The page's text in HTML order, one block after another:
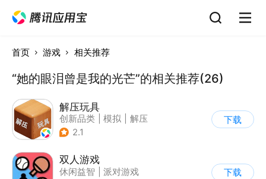
首页 游戏 相关推荐
“她的眼泪曾是我的光芒”的相关推荐(26)
解压玩具
创新品类 模拟
解压
| 卡通
2.1
下载
双人游戏
休闲益智
派对游戏
下载